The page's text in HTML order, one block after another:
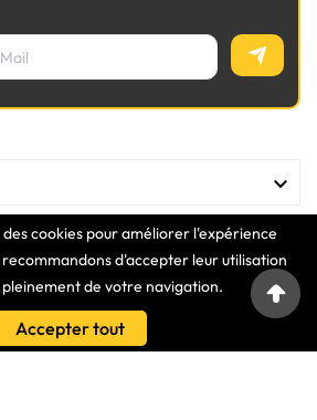
cookies pour améliorer l'expérience
d'accepter leur utilisation
de votre navigation.
Accepter tout



